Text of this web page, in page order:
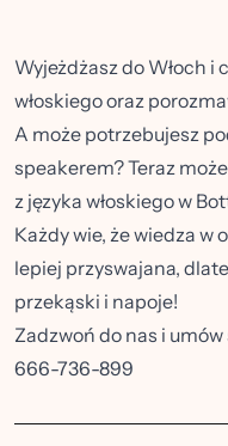
Wyjeżdżasz do Włoch i
włoskiego oraz
A może potrzebujesz
speakerem? Teraz
z języka włoskiego w
Każdy wie, że wiedza
lepiej przyswajana,
przekąski i napoje!
Zadzwoń do nas i
666-736-899